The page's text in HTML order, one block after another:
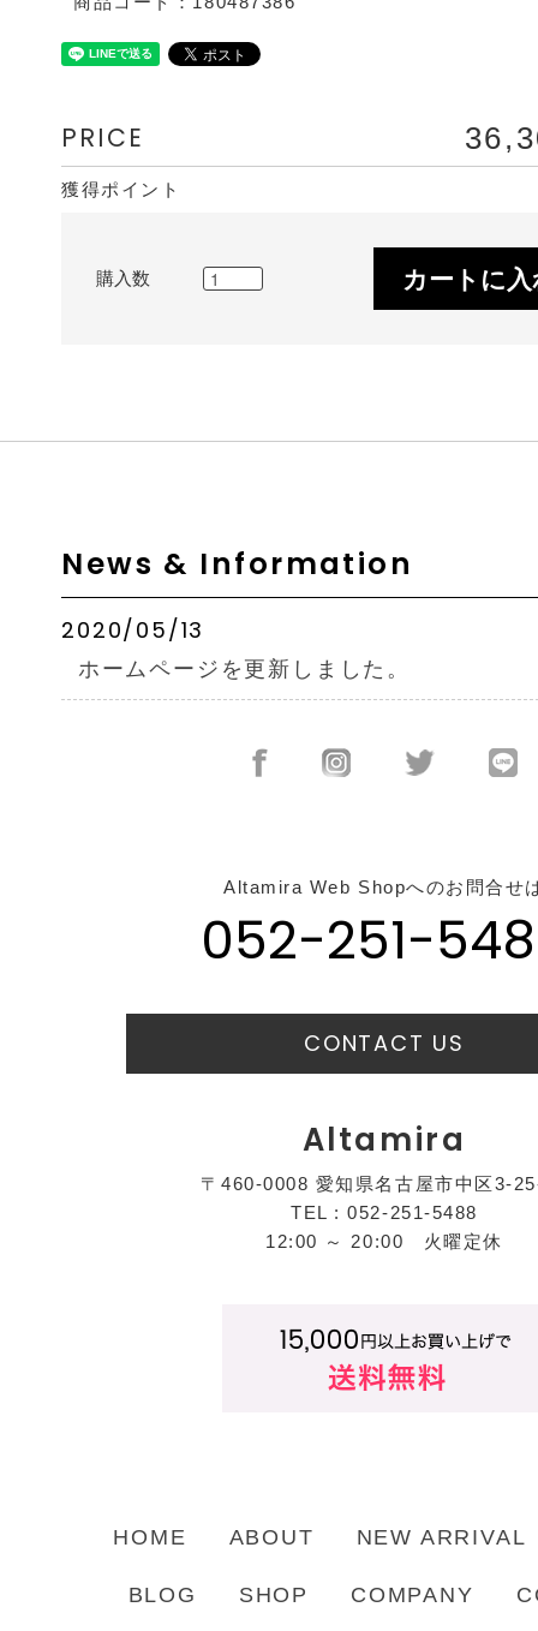
PRICE
獲得ポイント
購入数 カートに
News & Information
2020/05/13
ホームページを更新しました。
Altamira Web Shopへのお問合せ
052-251-
CONTACT US
Altamira
〒460-0008 愛知県名古屋市中区3-
TEL : 052-251-5488
12:00 ～ 20:00 火曜定休
HOME ABOUT NEW ARRIVAL
BLOG SHOP COMPANY